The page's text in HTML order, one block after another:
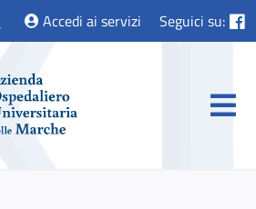
Accedi ai servizi Seguici su: